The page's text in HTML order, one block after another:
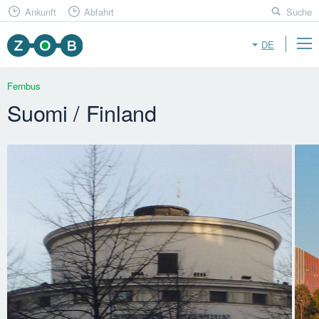
DE
Ankunft Abfahrt Suche
Fernbus
Suomi / Finland